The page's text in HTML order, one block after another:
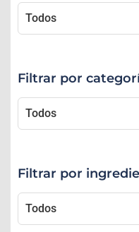
Filtrar por
Filtrar por